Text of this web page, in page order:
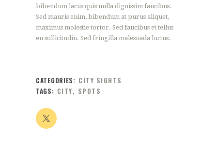
bibendum lacus quis nulla dignissim faucibus.
Sed mauris enim, bibendum at purus aliquet,
maximus molestie tortor. Sed faucibus et tellus
eu sollicitudin. Sed fringilla malesuada luctus.
CATEGORIES: CITY SIGHTS
TAGS: CITY, SPOTS